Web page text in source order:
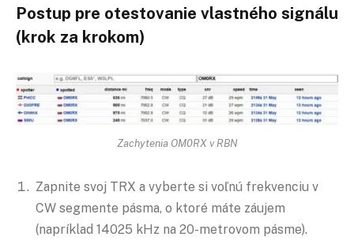
Postup pre otestovanie vlastného signálu
(krok za krokom)
Zachytenia OM0RX v RBN
Zapnite svoj TRX a vyberte si voľnú frekvenciu v
CW segmente pásma, o ktoré máte záujem
(napríklad 14025 kHz na 20-metrovom pásme).